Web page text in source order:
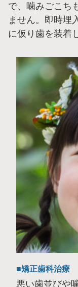
で、噛みごこち
ません。即時埋
に仮り歯を装着
矯正歯科治療
悪い歯並びや